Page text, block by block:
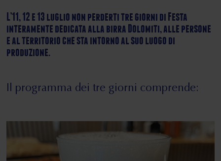
L’11, 12 e 13 luglio non perderti tre giorni di Festa
interamente dedicata alla birra Dolomiti, alle persone
e al territorio che sta intorno al suo luogo di
produzione.
Il programma dei tre giorni comprende: